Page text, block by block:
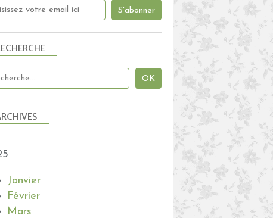
Janvier
Février
Mars